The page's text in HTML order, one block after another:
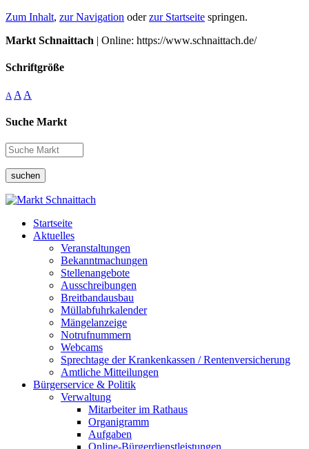
Zum Inhalt, zur Navigation oderzur Startseite springen.
Markt Schnaittach | Online: https://www.schnaittach.de/
Schriftgröße
A A A
Suche Markt
suchen
Startseite
Aktuelles
Veranstaltungen
Bekanntmachungen
Stellenangebote
Ausschreibungen
Breitbandausbau
Müllabfuhrkalender
Mängelanzeige
Notrufnummern
Webcams
Sprechtage der Krankenkassen / Rentenversicherung
Amtliche Mitteilungen
Bürgerservice & Politik
Verwaltung
Mitarbeiter im Rathaus
Organigramm
Aufgaben
Online-Bürgerdienstleistungen